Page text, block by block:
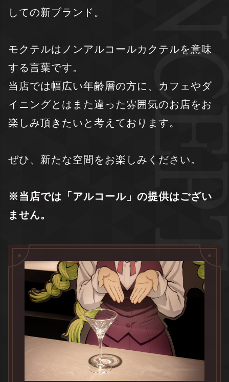
しての新ブランド。
モクテルはノンアルコールカクテルを意味
する言葉です。
当店では幅広い年齢層の方に、カフェやダ
イニングとはまた違った雰囲気のお店を お
楽しみ頂きたいと考えております。
ぜひ、新たな空間をお楽しみください。
※当店では「アルコール」の提供はござい
ません。